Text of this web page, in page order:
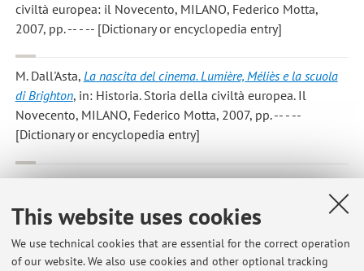
This website uses cookies
We use technical cookies that are essential for the correct operation
of our website. We also use cookies and other optional tracking
civiltà europea: il Novecento, MILANO, Federico Motta,
2007, pp. -- - -- [Dictionary or encyclopedia entry]
M. Dall'Asta, La nascita del cinema. Lumière, Méliès e la scuola
di Brighton, in: Historia. Storia della civiltà europea. Il
Novecento, MILANO, Federico Motta, 2007, pp. -- - --
[Dictionary or encyclopedia entry]
M. Dall'Asta,L'arma più forte, in: Historia. La grande storia
Motta, 2007, pp. -- - -- [Dictionary or encyclopedia entry]